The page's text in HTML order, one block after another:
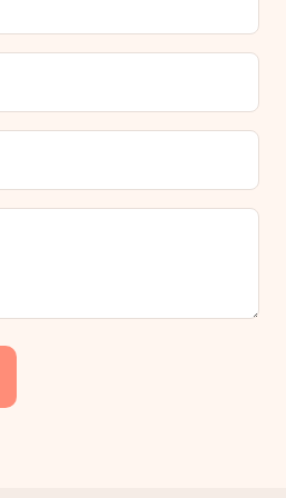
produktsiden til gaven. Du kan
gaven din denne dagen.
kan jeg velge mellom?
velge et leveringsalternativ.
som en pakke eller som
hvilket alternativ bestillingen din
med vår kundeservice.
Paypal, kredittkort, faktura
din skje opptil 3 dager
ta opptil 3 dager før betalingen